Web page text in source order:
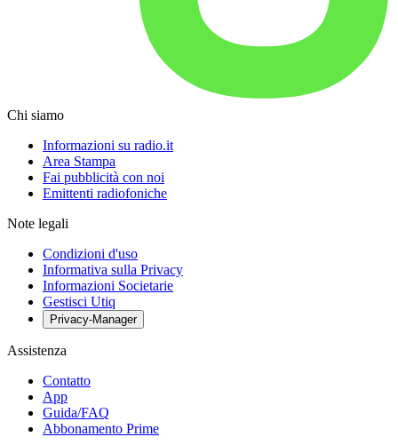
Chi siamo
Informazioni su radio.it
Area Stampa
Fai pubblicità con noi
Emittenti radiofoniche
Note legali
Condizioni d'uso
Informativa sulla Privacy
Informazioni Societarie
Gestisci Utiq
Privacy-Manager
Assistenza
Contatto
App
Guida/FAQ
Abbonamento Prime